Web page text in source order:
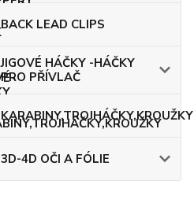
BACK LEAD CLIPS
JIGOVÉ HÁČKY -HÁČKY
PRO PŘÍVLAČ
KARABINY,TROJHÁČKY,KROUŽKY
3D-4D OČI A FÓLIE